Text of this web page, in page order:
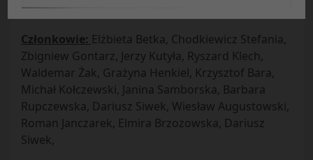
Sekretarz –
Członkowie: Elżbieta Betka, Chodkiewicz Stefania,
Zbigniew Gontarz, Jerzy Kutyła, Ryszard Klech,
Waldemar Żak, Grażyna Henkiel, Krzysztof Bara,
Michał Kołczewski, Janina Samborska, Barbara
Rupczewska, Dariusz Siwek, Wiesław Augustowski,
Roman Janczarek, Elmira Brzozowska, Dariusz
Siwek,